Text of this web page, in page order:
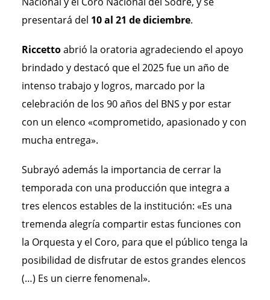
presentará del 10 al 21 de diciembre.
Riccettoabrió la oratoria agradeciendo el apoyo
brindado y destacó que el 2025 fue un año de
intenso trabajo y logros, marcado por la
celebración de los 90 años del BNS y por estar
con un elenco «comprometido, apasionado y con
mucha entrega».
Subrayó además la importancia de cerrar la
temporada con una producción que integra a
tres elencos estables de la institución: «Es una
tremenda alegría compartir estas funciones con
la Orquesta y el Coro, para que el público tenga la
posibilidad de disfrutar de estos grandes elencos
(…) Es un cierre fenomenal».